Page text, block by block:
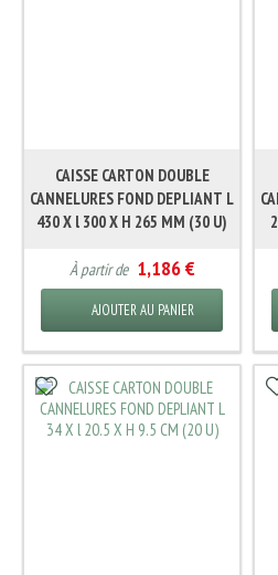
CAISSE CARTON DOUBLE
CANNELURES FOND DEPLIANT L
430 X l 300 X H 265 MM (30 U)
À partir de 1,186 €
AJOUTER AU PANIER